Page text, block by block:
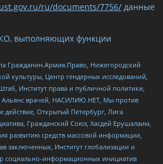
ru/documents/7756/ данные
выполняющих функции
Гражданин.Армия.Право, Нижегородский
культуры, Центр гендерных исследований,
Институт права и публичной политики,
врачей, НАСИЛИЮ.НЕТ, Мы против
Открытый Петербург, Лига
Гражданский Союз, Хасдей Ерушалаим,
развитию средств массовой информации,
заключенных, Институт глобализации и
социально-информационных инициатив